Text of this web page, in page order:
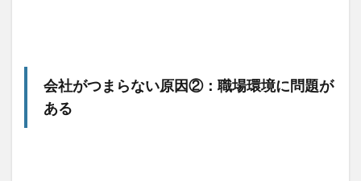
会社がつまらない原因②：職場環境に問題が
ある